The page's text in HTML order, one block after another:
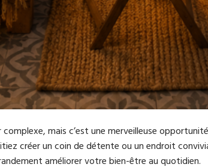
mais c’est une merveilleuse
créer un coin de détente ou un endroit
améliorer votre bien-être au quotidien.